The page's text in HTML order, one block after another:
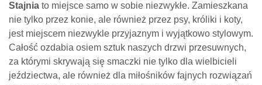
Stajnia to miejsce samo w sobie niezwykłe. Zamieszkana
nie tylko przez konie, ale również przez psy, króliki i koty,
jest miejscem niezwykle przyjaznym i wyjątkowo stylowym.
Całość ozdabia osiem sztuk naszych drzwi przesuwnych,
za którymi skrywają się smaczki nie tylko dla wielbicieli
jeździectwa, ale również dla miłośników fajnych rozwiązań